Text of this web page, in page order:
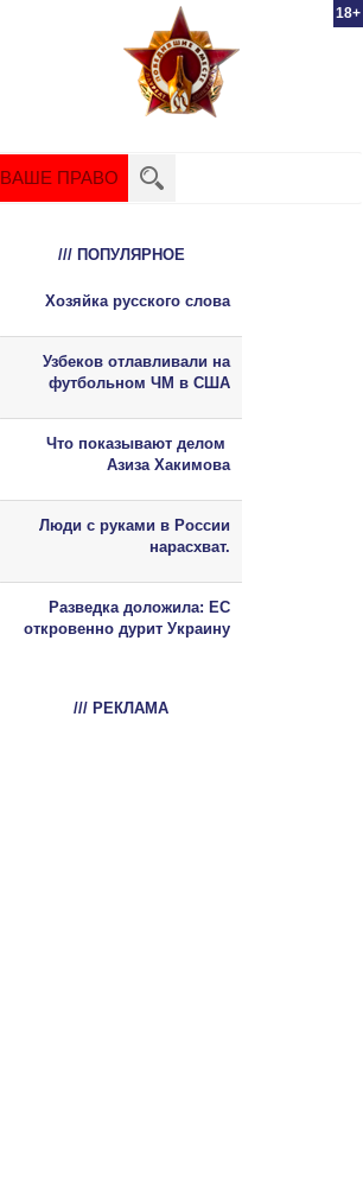
18+
ВАШЕ ПРАВО
/// ПОПУЛЯРНОЕ
Хозяйка русского слова
Узбеков отлавливали на
футбольном ЧМ в США
Что показывают делом
Азиза Хакимова
Люди с руками в России
нарасхват.
Разведка доложила: ЕС
откровенно дурит Украину
/// РЕКЛАМА